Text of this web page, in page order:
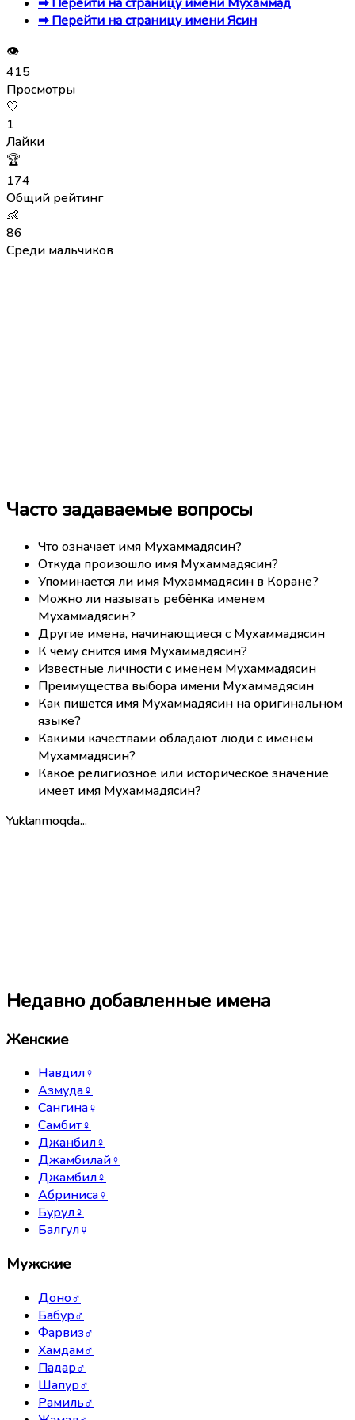
➡ Перейти на страницу имени Ясин
👁
415
Просмотры
🤍
1
Лайки
🏆
174
Общий рейтинг
👶
86
Среди мальчиков
Часто задаваемые вопросы
Что означает имя Мухаммадясин?
Откуда произошло имя Мухаммадясин?
Упоминается ли имя Мухаммадясин в Коране?
Можно ли называть ребёнка именем
Мухаммадясин?
Другие имена, начинающиеся с Мухаммадясин
К чему снится имя Мухаммадясин?
Известные личности с именем Мухаммадясин
Преимущества выбора имени Мухаммадясин
Как пишется имя Мухаммадясин на оригинальном
языке?
Какими качествами обладают люди с именем
Мухаммадясин?
Какое религиозное или историческое значение
имеет имя Мухаммадясин?
Yuklanmoqda...
Недавно добавленные имена
Женские
Навдил♀
Азмуда♀
Сангина♀
Самбит♀
Джанбил♀
Джамбилай♀
Джамбил♀
Абриниса♀
Бурул♀
Балгул♀
Мужские
Доно♂
Бабур♂
Фарвиз♂
Хамдам♂
Падар♂
Шапур♂
Рамиль♂